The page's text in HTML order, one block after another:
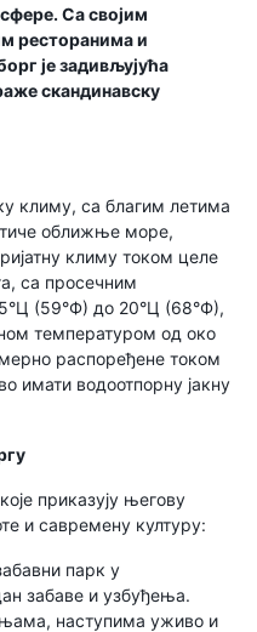
Са својим
ресторанима и
је задивљујућа
скандинавску
климу, са благим летима
оближње море,
климу током целе
са просечним
(59°Ф) до 20°Ц (68°Ф),
температуром од око
распоређене током
имати водоотпорну јакну
приказују његову
и савремену културу:
парк у
забаве и узбуђења.
наступима уживо и